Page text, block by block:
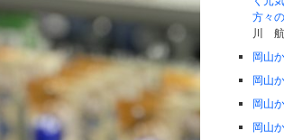
方々
川
岡山
岡山
岡山
岡山